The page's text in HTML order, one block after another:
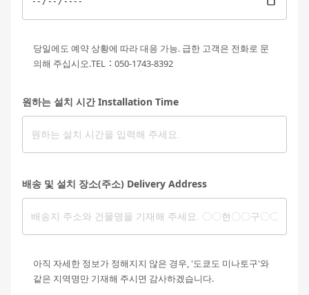
당일에도 예약 상황에 따라 대응 가능. 급한 고객은 전화로 문
의해 주십시오.TEL：050-1743-8392
원하는 설치 시간 Installation Time
배송 및 설치 장소(주소) Delivery Address
아직 자세한 정보가 정해지지 않은 경우, '도쿄도 미나토구'와
같은 지역명만 기재해 주시면 감사하겠습니다.